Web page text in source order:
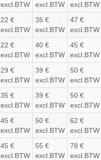
excl.BTW
excl.BTW
excl.BTW
22 €
excl.BTW
35 €
excl.BTW
47 €
excl.BTW
22 €
excl.BTW
40 €
excl.BTW
45 €
excl.BTW
29 €
excl.BTW
39 €
excl.BTW
50 €
excl.BTW
35 €
excl.BTW
39 €
excl.BTW
50 €
excl.BTW
45 €
excl.BTW
50 €
excl.BTW
62 €
excl.BTW
45 €
excl.BTW
55 €
excl.BTW
78 €
excl.BTW